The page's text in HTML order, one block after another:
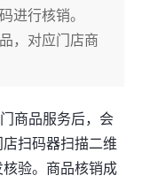
进行核销。
，对应门店商
商品服务后，会
扫码器扫描二维
验。商品核销成